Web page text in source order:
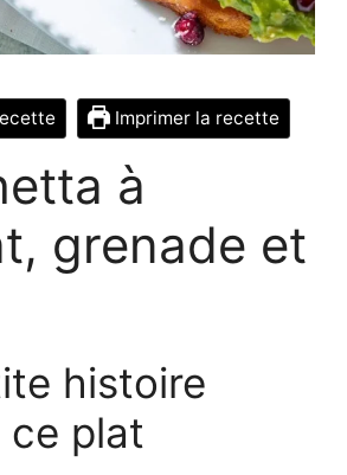
Imprimer la recette
à
grenade et
histoire
ce plat